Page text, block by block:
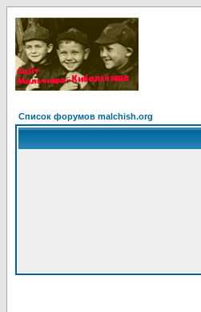
Список форумов malchish.org